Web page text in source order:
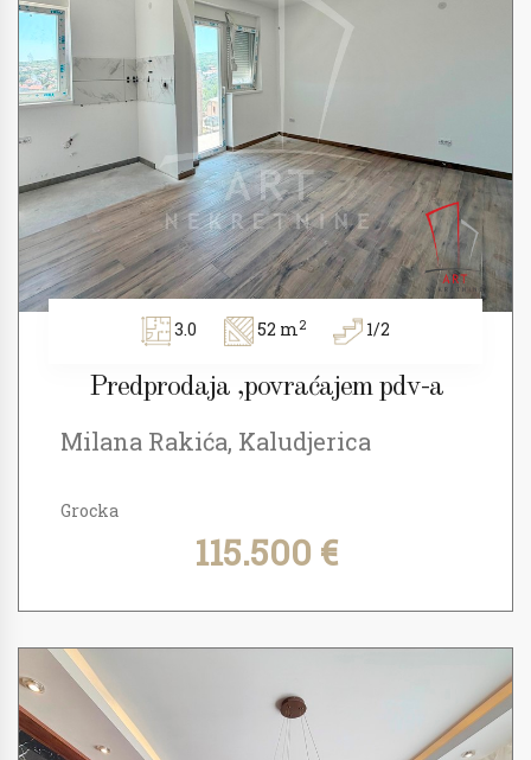
3.0 52 m2 1/2
Predprodaja ,povraćajem pdv-a
Milana Rakića, Kaludjerica
Grocka
115.500 €